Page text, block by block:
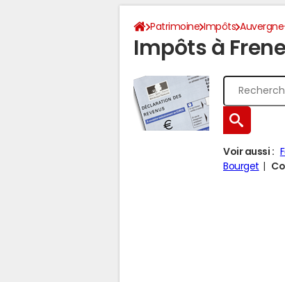
Patrimoine Impôts
Impôts à
Voir aussi :
Bourget